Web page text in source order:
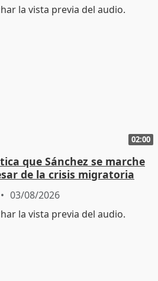
02:00
que Sánchez se marche
de la crisis migratoria
03/08/2026